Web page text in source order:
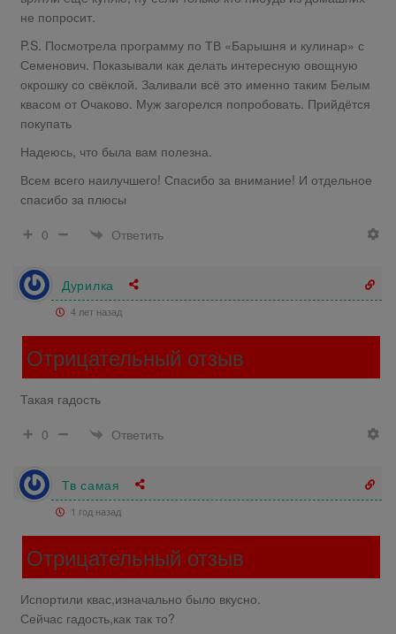
не попросит.
P.S. Посмотрела программу по ТВ «Барышня и кулинар» с
Семенович. Показывали как делать интересную овощную
окрошку со свёклой. Заливали всё это именно таким Белым
квасом от Очаково. Муж загорелся попробовать. Прийдётся
покупать
Надеюсь, что была вам полезна.
Всем всего наилучшего! Спасибо за внимание! И отдельное
спасибо за плюсы
0
Ответить
Дурилка
4 лет назад
Отрицательный отзыв
Такая гадость
0
Ответить
Тв самая
1 год назад
Отрицательный отзыв
Испортили квас,изначально было вкусно.
Сейчас гадость,как так то?